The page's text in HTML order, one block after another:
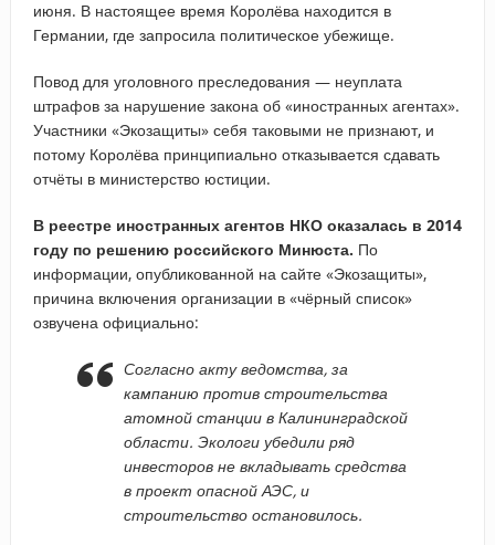
июня. В настоящее время Королёва находится в
Германии, где запросила политическое убежище.
Повод для уголовного преследования — неуплата
штрафов за нарушение закона об «иностранных агентах».
Участники «Экозащиты» себя таковыми не признают, и
потому Королёва принципиально отказывается сдавать
отчёты в министерство юстиции.
В реестре иностранных агентов НКО оказалась в 2014
году по решению российского Минюста. По
информации, опубликованной на сайте «Экозащиты»,
причина включения организации в «чёрный список»
озвучена официально:
Согласно акту ведомства, за
кампанию против строительства
атомной станции в Калининградской
области. Экологи убедили ряд
инвесторов не вкладывать средства
в проект опасной АЭС, и
строительство остановилось.